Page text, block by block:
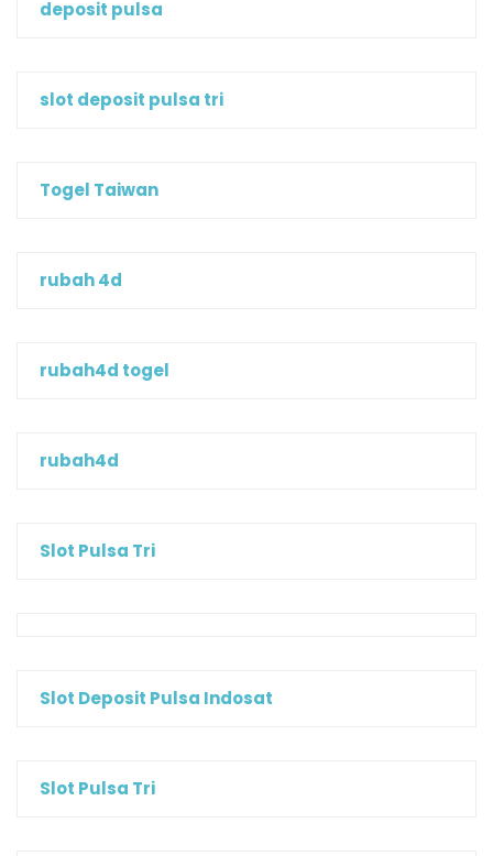
deposit pulsa
slot deposit pulsa tri
Togel Taiwan
rubah 4d
rubah4d togel
rubah4d
Slot Pulsa Tri
Slot Deposit Pulsa Indosat
Slot Pulsa Tri